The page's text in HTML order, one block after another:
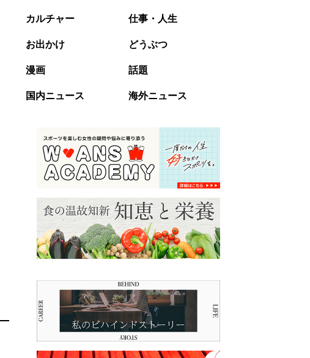
カルチャー 仕事・人生
お出かけ どうぶつ
漫画 話題
国内ニュース 海外ニュース